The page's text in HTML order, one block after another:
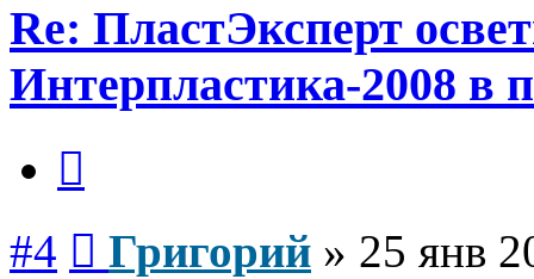
Re: ПластЭксперт
Интерпластика-2008 в
#4 Григорий » 25 янв